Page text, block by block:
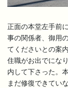
正面の本堂左手前
事の関係者、御用
てくださいとの案
住職がお出でにな
内して下さった。
まだ修復できてい